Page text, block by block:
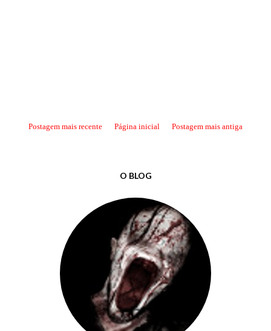
Postagem mais recente Postagem mais antiga
Página inicial
O BLOG